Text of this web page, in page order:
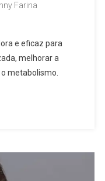
Farina
e eficaz para
melhorar a
metabolismo.